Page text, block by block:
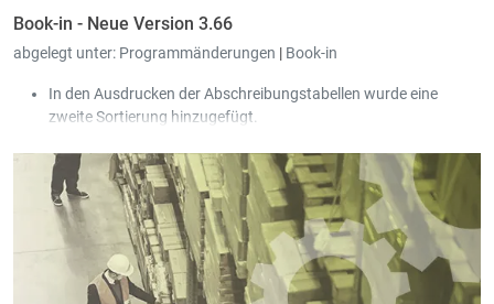
Book-in - Neue Version 3.66
abgelegt unter: Programmänderungen | Book-in
In den Ausdrucken der Abschreibungstabellen wurde eine
zweite Sortierung hinzugefügt.
Anlage zusätzlich auf das Konto der Abschreibung zu
verbuchen.
In den Anlagen wurde ein neues Feld "Kommentar" hinzugefügt,
hier wird standardmäßig der Kommentar der dazugehörigen
Rechnung übernommen.